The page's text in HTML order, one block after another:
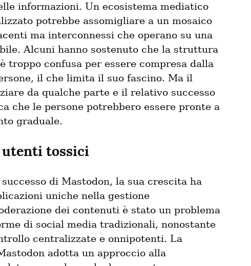
informazioni. Un ecosistema mediatico
potrebbe assomigliare a un mosaico
ma interconnessi che operano su una
Alcuni hanno sostenuto che la struttura
troppo confusa per essere compresa dalla
il che limita il suo fascino. Ma il
da qualche parte e il relativo successo
che le persone potrebbero essere pronte a
graduale.
utenti tossici
di Mastodon, la sua crescita ha
uniche nella gestione
dei contenuti è stato un problema
di social media tradizionali, nonostante
centralizzate e onnipotenti. La
adotta un approccio alla